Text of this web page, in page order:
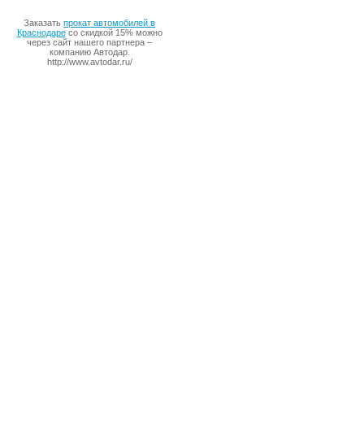
Заказать прокат автомобилей в
Краснодаресо скидкой 15% можно
через сайт нашего партнера –
компанию Автодар.
http://www.avtodar.ru/